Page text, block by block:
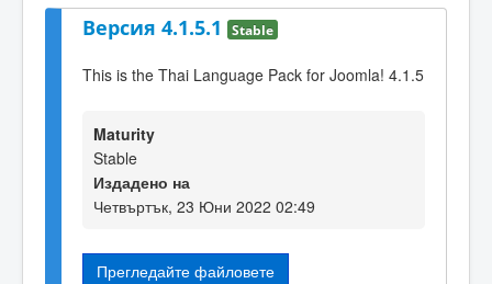
Версия 4.1.5.1 Stable
This is the Thai Language Pack for Joomla! 4.1.5
Maturity
Stable
Издадено на
Четвъртък, 23 Юни 2022 02:49
Прегледайте файловете